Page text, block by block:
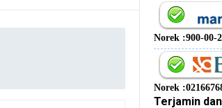
Norek :900-00-
Norek
Terjamin